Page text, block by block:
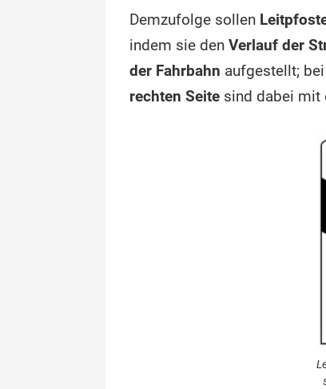
Demzufolge sollen
indem sie den Verlauf der
der Fahrbahn aufgestellt;
rechten Seite sind dabei mit